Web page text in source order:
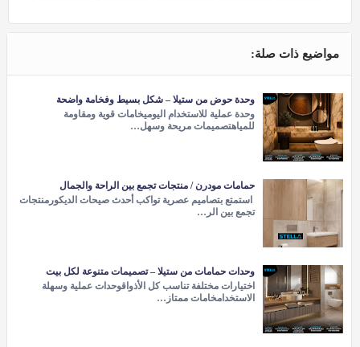
مواضيع ذات صلة:
وحدة حوض من ستيلا – شكل بسيط وفخامة واضحة
وحدة عملية للاستخدام اليوميخامات قوية ومقاومة
للمياهتصميمات مريحة وسهل…
حمامات مودرن / منتجات تجمع بين الراحة والجمال
استمتع بتصاميم عصرية تواكب أحدث صيحات الديكورمنتجات
تجمع بين الر…
وحدات حمامات من ستيلا – تصميمات متنوعة لكل بيت
اختيارات مختلفة تناسب كل الأذواقوحدات عملية وسهلة
الاستخدامخامات ممتاز…